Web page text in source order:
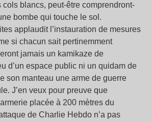
blancs, peut-être comprendront-
bombe qui touche le sol.
applaudit l’instauration de mesures
si chacun sait pertinemment
jamais un kamikaze de
d’un espace public ni un quidam de
son manteau une arme de guerre
J’en veux pour preuve que
placée à 200 mètres du
de Charlie Hebdo n’a pas